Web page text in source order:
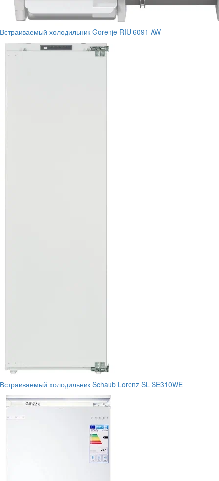
Встраиваемый холодильник Gorenje RIU 6091 AW
Встраиваемый холодильник Schaub Lorenz SL SE310WE